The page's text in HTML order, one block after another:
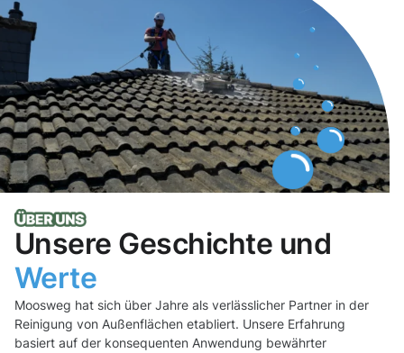
Unsere Geschichte und
Werte
Moosweg hat sich über Jahre als verlässlicher Partner in der
Reinigung von Außenflächen etabliert. Unsere Erfahrung
basiert auf der konsequenten Anwendung bewährter